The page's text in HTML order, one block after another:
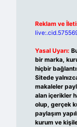
Reklam ve
Yasal Uyarı:
bir marka,
hiçbir
Sitede
makaleler
alan içerikler
olup, gerçek
paylaşım
kurum ve